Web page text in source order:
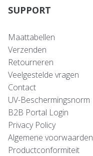
SUPPORT
Maattabellen
Verzenden
Retourneren
Veelgestelde vragen
Contact
UV-Beschermingsnorm
B2B Portal Login
Privacy Policy
Algemene voorwaarden
Productconformiteit